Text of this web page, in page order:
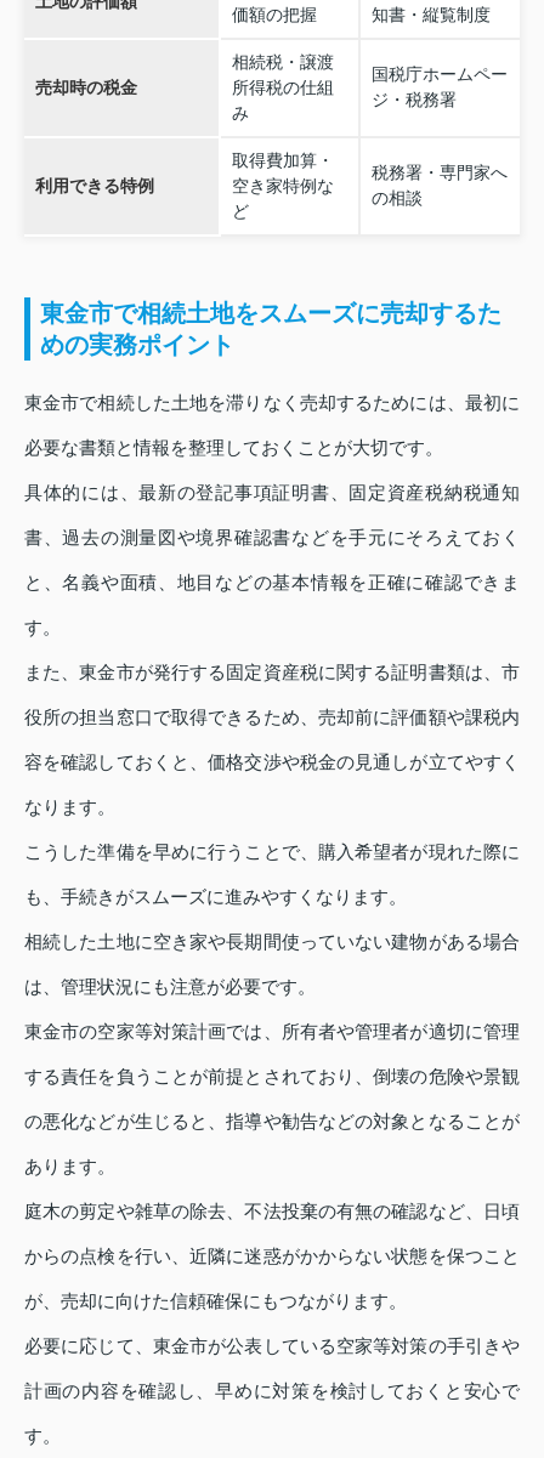
価額の把握
知書・縦覧制度
売却時の税金
相続税・譲渡
所得税の仕組
み
国税庁ホームペー
ジ・税務署
利用できる特例
取得費加算・
空き家特例な
ど
税務署・専門家へ
の相談
東金市で相続土地をスムーズに売却するた
めの実務ポイント
東金市で相続した土地を滞りなく売却するためには、最初に
必要な書類と情報を整理しておくことが大切です。
具体的には、最新の登記事項証明書、固定資産税納税通知
書、過去の測量図や境界確認書などを手元にそろえておく
と、名義や面積、地目などの基本情報を正確に確認できま
す。
また、東金市が発行する固定資産税に関する証明書類は、市
役所の担当窓口で取得できるため、売却前に評価額や課税内
容を確認しておくと、価格交渉や税金の見通しが立てやすく
なります。
こうした準備を早めに行うことで、購入希望者が現れた際に
も、手続きがスムーズに進みやすくなります。
相続した土地に空き家や長期間使っていない建物がある場合
は、管理状況にも注意が必要です。
東金市の空家等対策計画では、所有者や管理者が適切に管理
する責任を負うことが前提とされており、倒壊の危険や景観
の悪化などが生じると、指導や勧告などの対象となることが
あります。
庭木の剪定や雑草の除去、不法投棄の有無の確認など、日頃
からの点検を行い、近隣に迷惑がかからない状態を保つこと
が、売却に向けた信頼確保にもつながります。
必要に応じて、東金市が公表している空家等対策の手引きや
計画の内容を確認し、早めに対策を検討しておくと安心で
す。